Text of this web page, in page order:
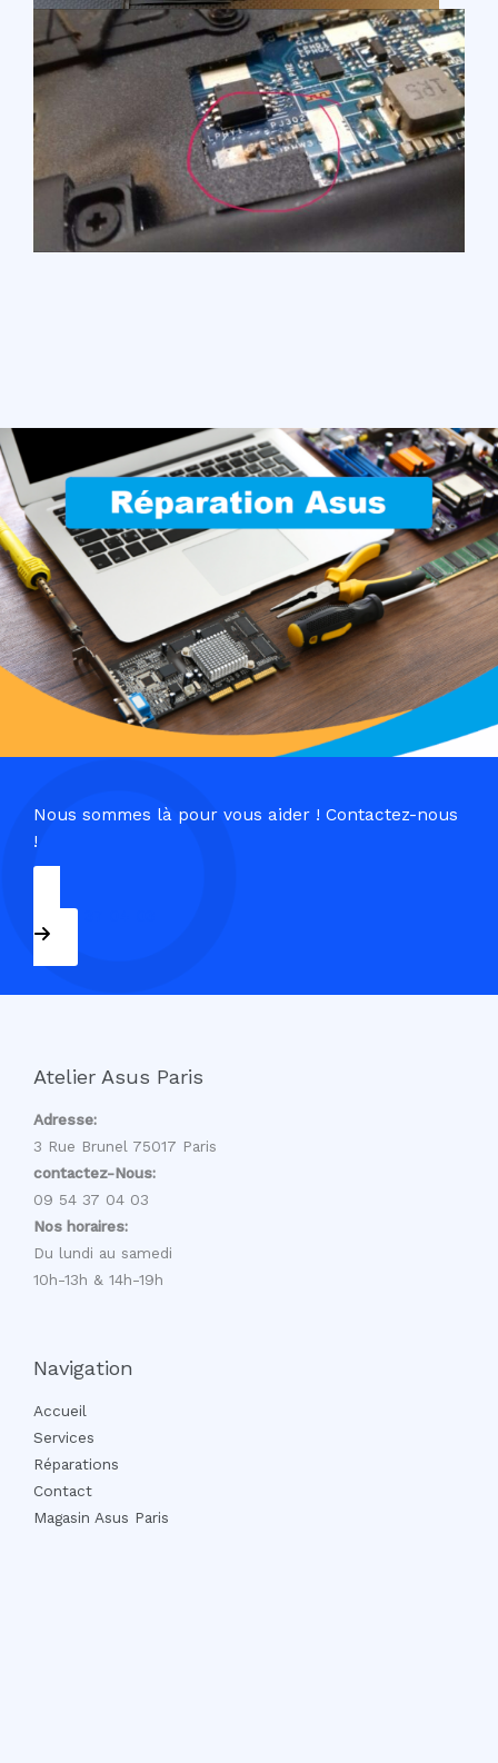
Nous sommes là pour vous aider ! Contactez-nous
!
09 54 37 04 03
Atelier Asus Paris
Adresse:
3 Rue Brunel 75017 Paris
contactez-Nous:
09 54 37 04 03
Nos horaires:
Du lundi au samedi
10h-13h & 14h-19h
Navigation
Accueil
Services
Réparations
Contact
Magasin Asus Paris